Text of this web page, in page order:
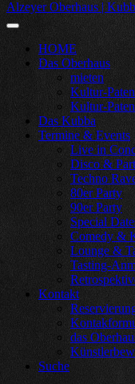
Alzeyer Oberhaus |
HOME
Das Oberhaus
mieten
Kultur-
Kultur-
Das Kubba
Termine & Events
Live in
Disco &
Techno
80er Party
90er Party
Special
Comedy &
Lounge &
Tasting-
Kontakt
das
Suche